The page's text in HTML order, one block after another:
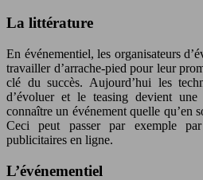
La littérature
En événementiel, les organisateurs
travailler d’arrache-pied pour leur
clé du succès. Aujourd’hui les
d’évoluer et le teasing devient
connaître un événement quelle qu’en
Ceci peut passer par exemple
publicitaires en ligne.
L’événementiel